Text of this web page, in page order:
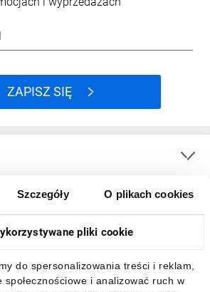
Szczegóły O plikach cookies
pliki cookie
do spersonalizowania treści i reklam,
i analizować ruch w
ZAPISZ SIĘ